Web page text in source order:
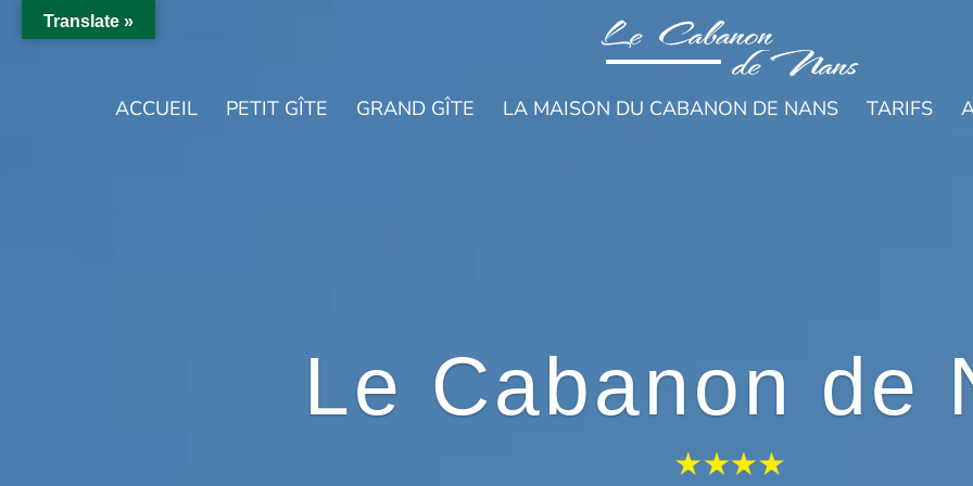
ACCUEIL PETIT GÎTE GRAND GÎTE LA MAISON DU CABANON DE NANS TARIFS
Le Cabanon de
Translate »